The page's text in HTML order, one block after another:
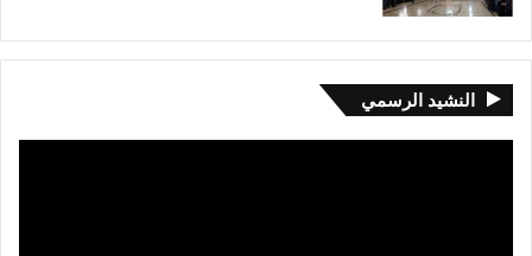
النشيد الرسمي